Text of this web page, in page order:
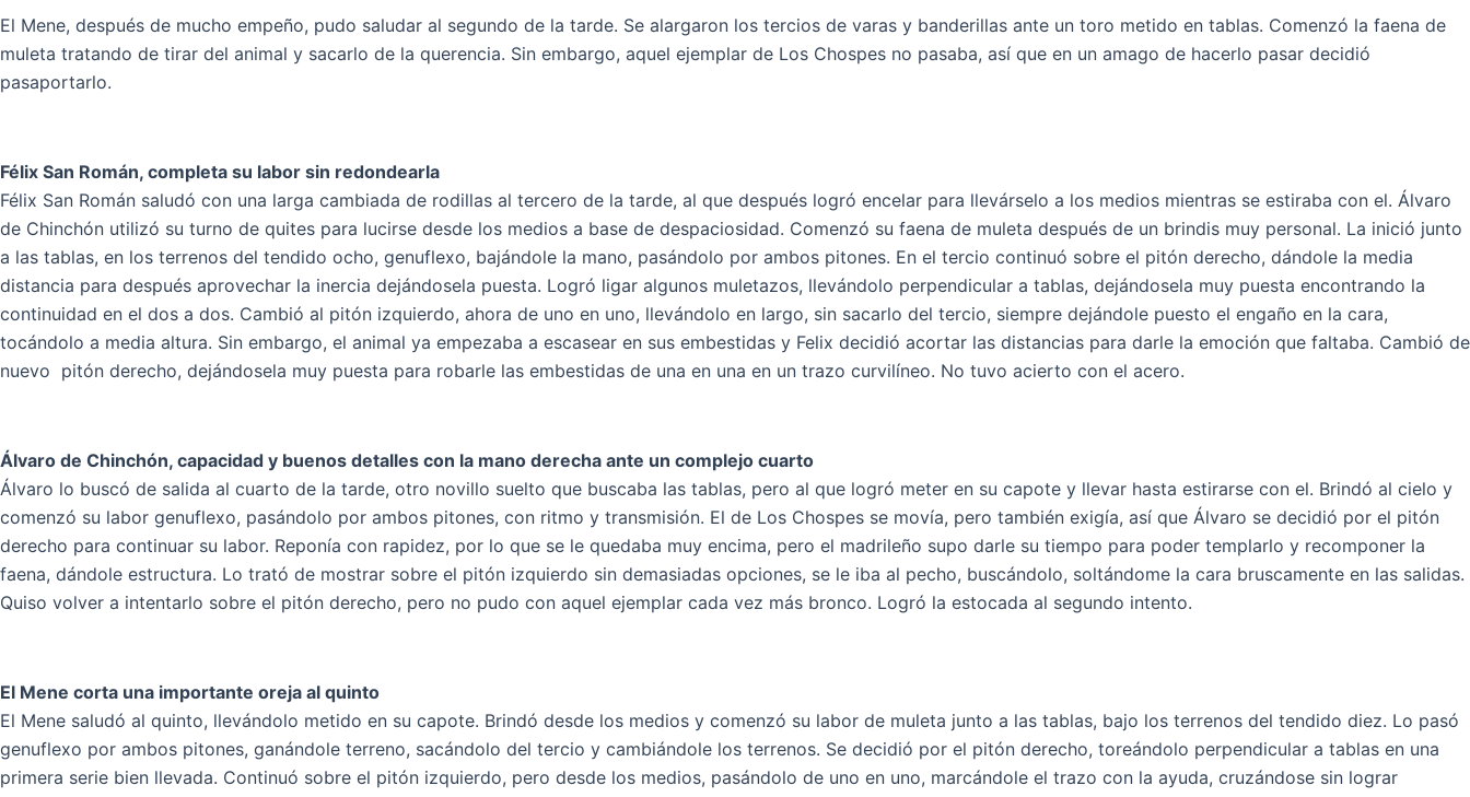
El Mene, después de mucho empeño, pudo saludar al segundo de la tarde. Se alargaron los tercios de varas y banderillas ante un toro metido en tablas. Comenzó la faena de
muleta tratando de tirar del animal y sacarlo de la querencia. Sin embargo, aquel ejemplar de Los Chospes no pasaba, así que en un amago de hacerlo pasar decidió
pasaportarlo.
Félix San Román, completa su labor sin redondearla
Félix San Román saludó con una larga cambiada de rodillas al tercero de la tarde, al que después logró encelar para llevárselo a los medios mientras se estiraba con el. Álvaro
de Chinchón utilizó su turno de quites para lucirse desde los medios a base de despaciosidad. Comenzó su faena de muleta después de un brindis muy personal. La inició junto
a las tablas, en los terrenos del tendido ocho, genuflexo, bajándole la mano, pasándolo por ambos pitones. En el tercio continuó sobre el pitón derecho, dándole la media
distancia para después aprovechar la inercia dejándosela puesta. Logró ligar algunos muletazos, llevándolo perpendicular a tablas, dejándosela muy puesta encontrando la
continuidad en el dos a dos. Cambió al pitón izquierdo, ahora de uno en uno, llevándolo en largo, sin sacarlo del tercio, siempre dejándole puesto el engaño en la cara,
tocándolo a media altura. Sin embargo, el animal ya empezaba a escasear en sus embestidas y Felix decidió acortar las distancias para darle la emoción que faltaba. Cambió de
nuevo pitón derecho, dejándosela muy puesta para robarle las embestidas de una en una en un trazo curvilíneo. No tuvo acierto con el acero.
Álvaro de Chinchón, capacidad y buenos detalles con la mano derecha ante un complejo cuarto
Álvaro lo buscó de salida al cuarto de la tarde, otro novillo suelto que buscaba las tablas, pero al que logró meter en su capote y llevar hasta estirarse con el. Brindó al cielo y
comenzó su labor genuflexo, pasándolo por ambos pitones, con ritmo y transmisión. El de Los Chospes se movía, pero también exigía, así que Álvaro se decidió por el pitón
derecho para continuar su labor. Reponía con rapidez, por lo que se le quedaba muy encima, pero el madrileño supo darle su tiempo para poder templarlo y recomponer la
faena, dándole estructura. Lo trató de mostrar sobre el pitón izquierdo sin demasiadas opciones, se le iba al pecho, buscándolo, soltándome la cara bruscamente en las salidas.
Quiso volver a intentarlo sobre el pitón derecho, pero no pudo con aquel ejemplar cada vez más bronco. Logró la estocada al segundo intento.
El Mene corta una importante oreja al quinto
El Mene saludó al quinto, llevándolo metido en su capote. Brindó desde los medios y comenzó su labor de muleta junto a las tablas, bajo los terrenos del tendido diez. Lo pasó
genuflexo por ambos pitones, ganándole terreno, sacándolo del tercio y cambiándole los terrenos. Se decidió por el pitón derecho, toreándolo perpendicular a tablas en una
primera serie bien llevada. Continuó sobre el pitón izquierdo, pero desde los medios, pasándolo de uno en uno, marcándole el trazo con la ayuda, cruzándose sin lograr